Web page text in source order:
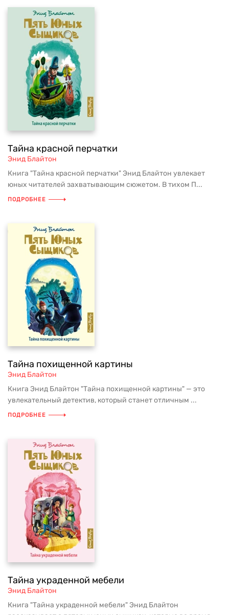
Тайна красной перчатки
Энид Блайтон
Книга "Тайна красной перчатки" Энид Блайтон увлекает
юных читателей захватывающим сюжетом. В тихом П...
ПОДРОБНЕЕ
Тайна похищенной картины
Энид Блайтон
Книга Энид Блайтон "Тайна похищенной картины" — это
увлекательный детектив, который станет отличным ...
ПОДРОБНЕЕ
Тайна украденной мебели
Энид Блайтон
Книга "Тайна украденной мебели" Энид Блайтон